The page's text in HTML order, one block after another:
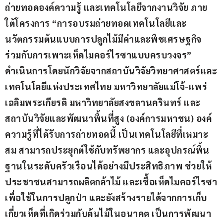
ถ่ายทอดองค์ความรู้ และเทคโนโลยีจากงานวิจัย ภาย
ใต้โครงการ “การอบรมถ่ายทอดเทคโนโลยีและ
นวัตกรรมต้นแบบการปลูกไม้มีค่าและพืชเศรษฐกิจ
ร่วมกับการเพาะเห็ดไมคอร์ไรซาแบบครบวงจร”
ดำเนินการโดยนักวิจัยจากสถาบันวิจัยวิทยาศาสตร์และ
เทคโนโลยีแห่งประเทศไทย มหาวิทยาลัยแม่โจ้-แพร่
เฉลิมพระเกียรติ มหาวิทยาลัยสงขลานครินทร์ และ
สถาบันวิจัยและพัฒนาพื้นที่สูง (องค์การมหาชน) องค์
ความรู้ที่ได้รับการถ่ายทอดนี้ เป็นเทคโนโลยีที่เหมาะ
สม สามารถประยุกต์ใช้กับทรัพยากร และอุปกรณ์พื้น
ฐานในระดับครัวเรือนได้อย่างมีประสิทธิภาพ ช่วยให้
ประชาชนสามารถผลิตกล้าไม้ และเชื้อเห็ดไมคอร์ไรซา
เพื่อใช้ในการปลูกป่า และยังสร้างรายได้จากการเก็บ
เกี่ยวเห็ดที่เกิดร่วมกับต้นไม้ในอนาคต เป็นการพัฒนา